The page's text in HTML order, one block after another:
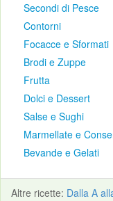
Secondi di Pesce
Contorni
Focacce e Sformati
Brodi e Zuppe
Frutta
Dolci e Dessert
Salse e Sughi
Marmellate e
Bevande e Gelati
Altre ricette: Dalla A